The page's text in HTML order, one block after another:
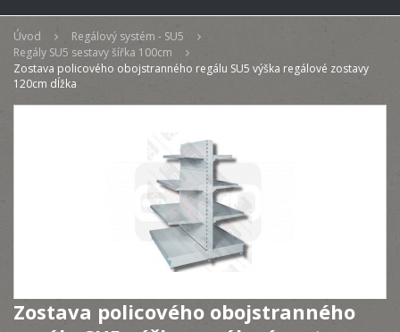
Úvod
Regálový systém - SU5
Regály SU5 sestavy šířka 100cm
Zostava policového obojstranného regálu SU5 výška regálové zostavy
120cm dĺžka
Zostava policového obojstranného